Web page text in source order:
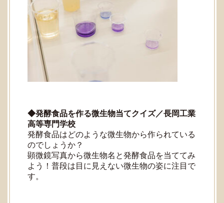
◆発酵食品を作る微生物当てクイズ／長岡工業
高等専門学校
発酵食品はどのような微生物から作られている
のでしょうか？
顕微鏡写真から微生物名と発酵食品を当ててみ
よう！普段は目に見えない微生物の姿に注目で
す。